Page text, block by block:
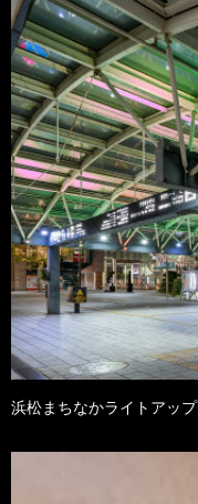
浜松まちなかライトアップ